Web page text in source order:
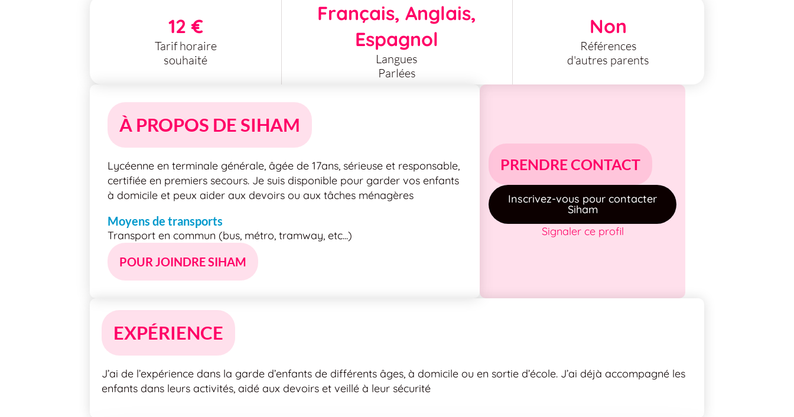
12 €
Tarif horaire
souhaité
Français, Anglais,
Espagnol
Langues
Parlées
Non
Références
d'autres parents
À PROPOS DE SIHAM
Lycéenne en terminale générale, âgée de 17ans, sérieuse et responsable,
certifiée en premiers secours. Je suis disponible pour garder vos enfants
à domicile et peux aider aux devoirs ou aux tâches ménagères
Moyens de transports
Transport en commun (bus, métro, tramway, etc...)
POUR JOINDRE SIHAM
PRENDRE CONTACT
Inscrivez-vous pour contacter
Siham
Signaler ce profil
EXPÉRIENCE
J’ai de l’expérience dans la garde d’enfants de différents âges, à domicile ou en sortie d’école. J’ai déjà accompagné les
enfants dans leurs activités, aidé aux devoirs et veillé à leur sécurité